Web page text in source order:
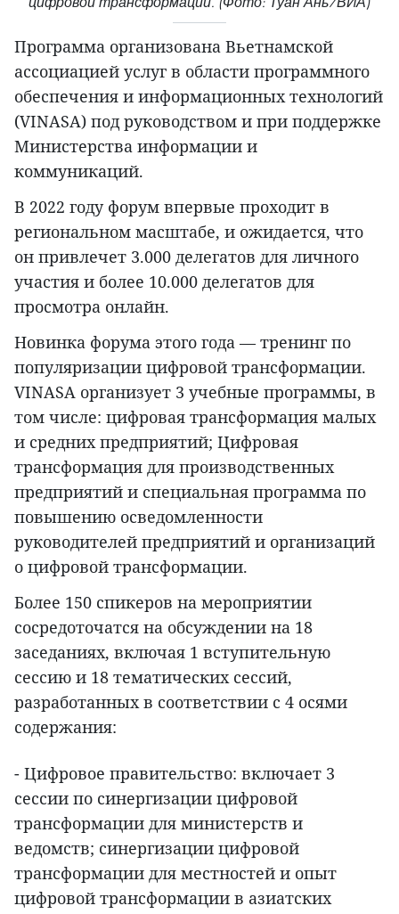
Программа организована Вьетнамской
ассоциацией услуг в области программного
обеспечения и информационных технологий
(VINASA) под руководством и при поддержке
Министерства информации и
коммуникаций.
В 2022 году форум впервые проходит в
региональном масштабе, и ожидается, что
он привлечет 3.000 делегатов для личного
участия и более 10.000 делегатов для
просмотра онлайн.
Новинка форума этого года — тренинг по
популяризации цифровой трансформации.
VINASA организует 3 учебные программы, в
том числе: цифровая трансформация малых
и средних предприятий; Цифровая
трансформация для производственных
предприятий и специальная программа по
повышению осведомленности
руководителей предприятий и организаций
о цифровой трансформации.
Более 150 спикеров на мероприятии
сосредоточатся на обсуждении на 18
заседаниях, включая 1 вступительную
сессию и 18 тематических сессий,
разработанных в соответствии с 4 осями
содержания:
- Цифровое правительство: включает 3
сессии по синергизации цифровой
трансформации для министерств и
ведомств; синергизации цифровой
трансформации для местностей и опыт
цифровой трансформации в азиатских